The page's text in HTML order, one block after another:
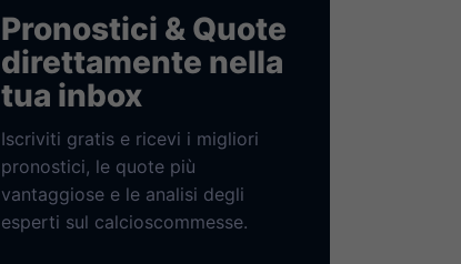
Pronostici & Quote
direttamente nella
tua inbox
Iscriviti gratis e ricevi i migliori
pronostici, le quote più
vantaggiose e le analisi degli
esperti sul calcioscommesse.